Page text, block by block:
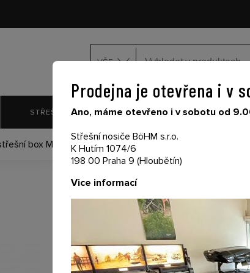
VŠE
STŘEŠNÍ BOXY NOSIČE NA KOLA
box Motion XT L černý lesklý
Prodejna je otevřena i v
Ano, máme otevřeno i v sobotu od
Střešní nosiče BöHM s.r.o.
K Hutím 1074/6
198 00 Praha 9 (Hloubětín)
Vice informací